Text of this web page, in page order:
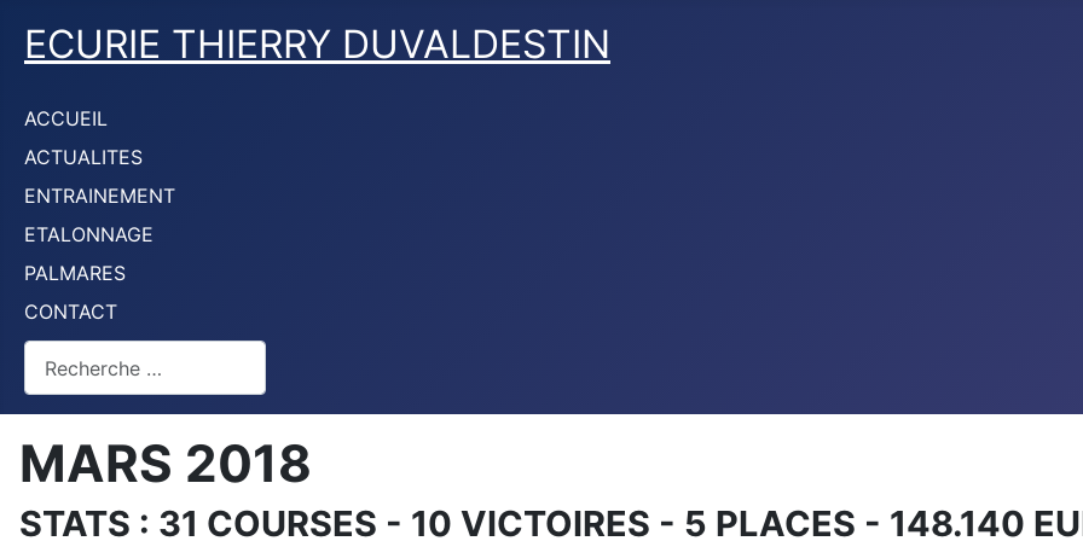
ECURIE THIERRY DUVALDESTIN
ACCUEIL
ACTUALITES
ENTRAINEMENT
ETALONNAGE
PALMARES
CONTACT
MARS 2018
STATS : 31 COURSES - 10 VICTOIRES - 5 PLACES - 148.140